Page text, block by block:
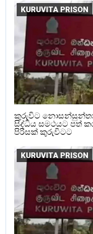
KURUVITA PRISON
කුරුවිට
සිද්ධිය සමථයට පත්
පිරිසක් කුරුවිටට
KURUVITA PRISON